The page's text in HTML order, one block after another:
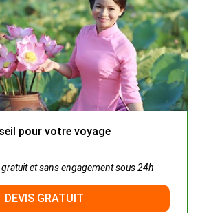
pour votre voyage
et sans engagement sous 24h
DEVIS GRATUIT